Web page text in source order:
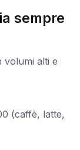
sempre
volumi alti e
(caffè, latte,